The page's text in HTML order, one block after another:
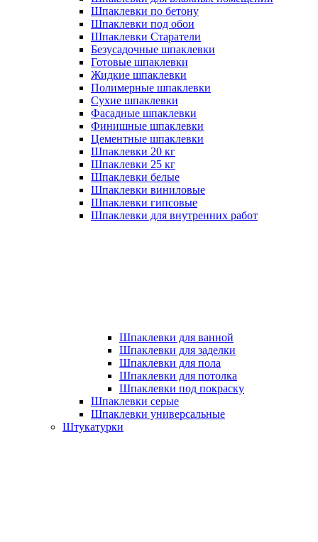
Шпаклевки по бетону
Шпаклевки под обои
Шпаклевки Старатели
Безусадочные шпаклевки
Готовые шпаклевки
Жидкие шпаклевки
Полимерные шпаклевки
Сухие шпаклевки
Фасадные шпаклевки
Финишные шпаклевки
Цементные шпаклевки
Шпаклевки 20 кг
Шпаклевки 25 кг
Шпаклевки белые
Шпаклевки виниловые
Шпаклевки гипсовые
Шпаклевки для внутренних работ
Шпаклевки для ванной
Шпаклевки для заделки
Шпаклевки для пола
Шпаклевки для потолка
Шпаклевки под покраску
Шпаклевки серые
Шпаклевки универсальные
Штукатурки